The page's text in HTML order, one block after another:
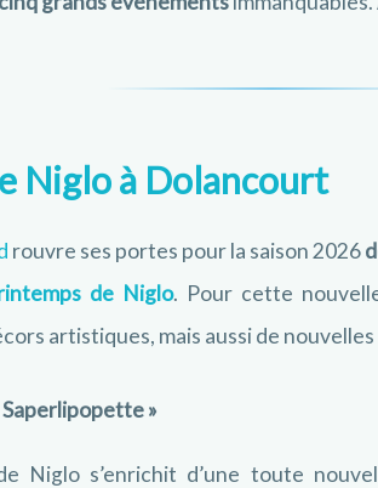
Niglo à Dolancourt
rouvre ses portes pour la saison 2026
de Niglo. Pour cette
artistiques, mais aussi de
»
Niglo s’enrichit d’une toute